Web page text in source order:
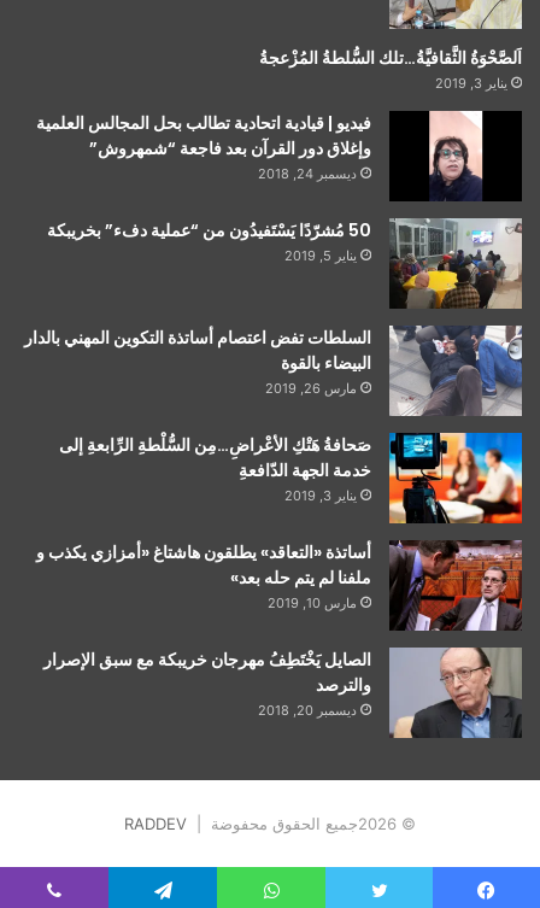
اَلصَّحْوَةُ الثَّقافيَّةُ…تلك السُّلطةُ المُزْعجةُ
يناير 3, 2019
فيديو | قيادية اتحادية تطالب بحل المجالس العلمية
وإغلاق دور القرآن بعد فاجعة “شمهروش”
ديسمبر 24, 2018
50 مُشرّدًا يَسْتَفيدُون من “عملية دفء” بخريبكة
يناير 5, 2019
السلطات تفض اعتصام أساتذة التكوين المهني بالدار
البيضاء بالقوة
مارس 26, 2019
صَحافةُ هَتْكِ الأعْراضِ…مِن السُّلْطةِ الرِّابعةِ إلى
خدمة الجهة الدّافعةِ
يناير 3, 2019
أساتذة «التعاقد» يطلقون هاشتاغ «أمزازي يكذب و
ملفنا لم يتم حله بعد»
مارس 10, 2019
الصايل يَخْتَطِفُ مهرجان خريبكة مع سبق الإصرار
والترصد
ديسمبر 20, 2018
© 2026جميع الحقوق محفوضة | RADDEV